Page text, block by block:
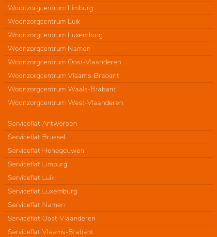
Woonzorgcentrum Limburg
Woonzorgcentrum Luik
Woonzorgcentrum Luxemburg
Woonzorgcentrum Namen
Woonzorgcentrum Oost-Vlaanderen
Woonzorgcentrum Vlaams-Brabant
Woonzorgcentrum Waals-Brabant
Woonzorgcentrum West-Vlaanderen
Serviceflat Antwerpen
Serviceflat Brussel
Serviceflat Henegouwen
Serviceflat Limburg
Serviceflat Luik
Serviceflat Luxemburg
Serviceflat Namen
Serviceflat Oost-Vlaanderen
Serviceflat Vlaams-Brabant